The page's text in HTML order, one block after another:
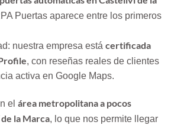
Puertas aparece entre los primeros
nuestra empresa está certificada
, con reseñas reales de clientes
activa en Google Maps.
el área metropolitana a pocos
la Marca, lo que nos permite llegar